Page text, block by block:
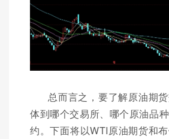
总而言之，要了解原油期
体到哪个交易所、哪个原油品
约。下面将以WTI原油期货和